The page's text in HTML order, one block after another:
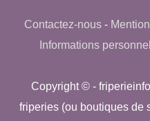
Contactez-nous-
Informations
Copyright © -
friperies (ou boutiques de